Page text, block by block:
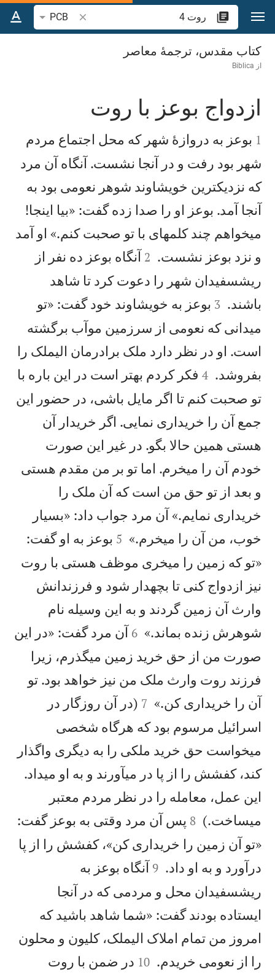
پرش به محتوا
جستجوی آیه یا
PCB
روت 4
کتاب مقدس، ترجمۀ معاصر
از Biblica

ازدواج بوعز با روت

1 بوعز به دروازهٔ شهر كه محل اجتماع مردم
شهر بود رفت و در آنجا نشست. آنگاه آن مرد
كه نزديكترين خويشاوند شوهر نعومی بود به
آنجا آمد. بوعز او را صدا زده گفت: «بيا اينجا!
میخواهم چند كلمهای با تو صحبت كنم.» او آمد
و نزد بوعز نشست. 

2 آنگاه بوعز ده نفر از
ريشسفيدان شهر را دعوت كرد تا شاهد
باشند. 

3 بوعز به خويشاوند خود گفت: «تو
میدانی كه نعومی از سرزمين موآب برگشته
است. او در نظر دارد ملک برادرمان اليملک را
بفروشد. 

4 فكر كردم بهتر است در اين باره با
تو صحبت كنم تا اگر مايل باشی، در حضور اين
جمع آن را خريداری نمايی. اگر خريدار آن
هستی همين حالا بگو. در غير اين صورت
خودم آن را میخرم. اما تو بر من مقدم هستی
و بعد از تو حق من است كه آن ملک را
خريداری نمايم.» آن مرد جواب داد: «بسيار
خوب، من آن را میخرم.»

5 بوعز به او گفت:
«تو كه زمين را میخری موظف هستی با روت
نيز ازدواج كنی تا بچهدار شود و فرزندانش
وارث آن زمين گردند و به اين وسيله نام
شوهرش زنده بماند.»

6 آن مرد گفت: «در اين
صورت من از حق خريد زمين میگذرم، زيرا
فرزند روت وارث ملک من نيز خواهد بود. تو
آن را خريداری كن.»

7 (در آن روزگار در
اسرائيل مرسوم بود كه هرگاه شخصی
میخواست حق خريد ملكی را به ديگری واگذار
كند، كفشش را از پا در میآورند و به او میداد.
اين عمل، معامله را در نظر مردم معتبر
میساخت.) 

8 پس آن مرد وقتی به بوعز گفت:
«تو آن زمين را خريداری كن»، كفشش را از پا
درآورد و به او داد. 

9 آنگاه بوعز به
ريشسفيدان محل و مردمی كه در آنجا
ايستاده بودند گفت: «شما شاهد باشيد كه
امروز من تمام املاک اليملک، كليون و محلون
را از نعومی خريدم. 

10 در ضمن با روت